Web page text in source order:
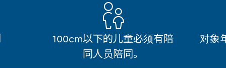
100cm以下的儿童必须有陪
同人员陪同。
对象